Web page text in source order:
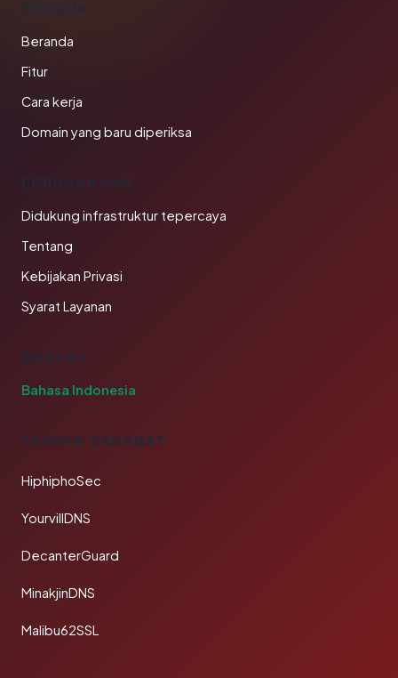
PRODUK
Beranda
Fitur
Cara kerja
Domain yang baru diperiksa
PERUSAHAAN
Didukung infrastruktur tepercaya
Tentang
Kebijakan Privasi
Syarat Layanan
BAHASA
Bahasa Indonesia
TAUTAN SAHABAT
HiphiphoSec
YourvillDNS
DecanterGuard
MinakjinDNS
Malibu62SSL